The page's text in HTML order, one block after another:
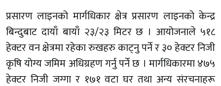
प्रसारण लाइनको मार्गधिकार क्षेत्र प्रसारण लाइनको केन्द्र
बिन्दुबाट दायाँ बायाँ २३/२३ मिटर छ । आयोजनाले ५१८
हेक्टर वन क्षेत्रमा रहेका रुखहरु काट्नु पर्ने र ३० हेक्टर निजी
कृषि योग्य जमिम अधिग्रहण गर्नु पर्ने छ । मार्गधिकारमा ४७५
हेक्टर निजी जग्गा र १७१ वटा घर तथा अन्य संरचनाहरू